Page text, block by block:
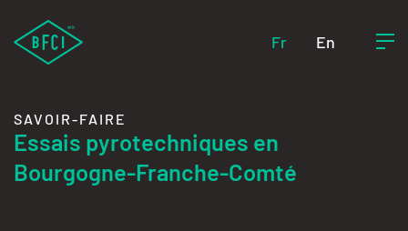
Fr En
SAVOIR-FAIRE
Essais pyrotechniques en
Bourgogne-Franche-Comté